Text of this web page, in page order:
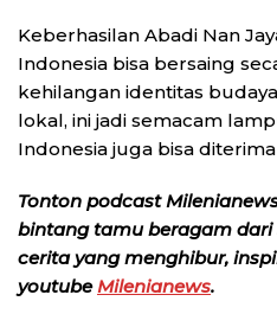
Keberhasilan Abadi Nan
Indonesia bisa bersaing
kehilangan identitas
lokal, ini jadi semacam
Indonesia juga bisa
Tonton podcast
bintang tamu beragam dari
cerita yang menghibur,
youtubeMilenianews.